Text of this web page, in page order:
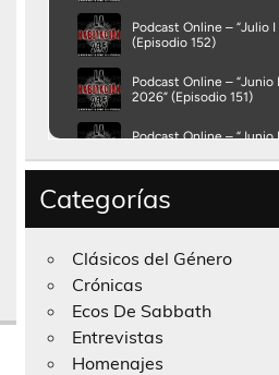
Categorías
Clásicos del Género
Crónicas
Ecos De Sabbath
Entrevistas
Homenajes